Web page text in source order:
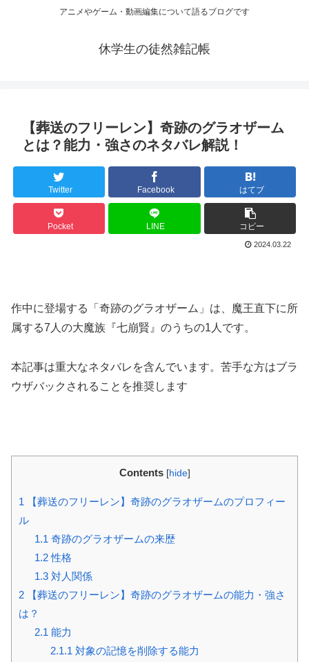
アニメやゲーム・動画編集について語るブログです
休学生の徒然雑記帳
【葬送のフリーレン】奇跡のグラオザーム
とは？能力・強さのネタバレ解説！
Twitter Facebook はてブ
Pocket LINE コピー
2024.03.22
作中に登場する「奇跡のグラオザーム」は、魔王直下に所
属する7人の大魔族『七崩賢』のうちの1人です。
本記事は重大なネタバレを含んでいます。苦手な方はブラ
ウザバックされることを推奨します
Contents [hide]
1 【葬送のフリーレン】奇跡のグラオザームのプロフィー
ル
1.1 奇跡のグラオザームの来歴
1.2性格
1.3対人関係
2 【葬送のフリーレン】奇跡のグラオザームの能力・強さ
は？
2.1 能力
2.1.1 対象の記憶を削除する能力